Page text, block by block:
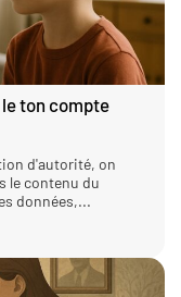
le ton compte
d'autorité, on
le contenu du
données,...